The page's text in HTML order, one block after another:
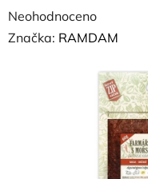
Průměrné
hodnocení
Neohodnoceno
Značka: RAMDAM